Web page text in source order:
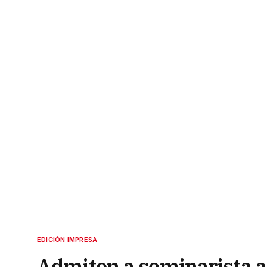
EDICIÓN IMPRESA